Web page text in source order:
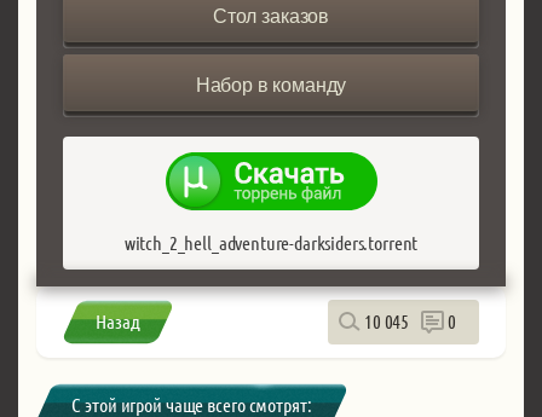
Стол заказов
Набор в команду
witch_2_hell_adventure-darksiders.torrent
Назад 10 045 0
С этой игрой чаще всего смотрят: